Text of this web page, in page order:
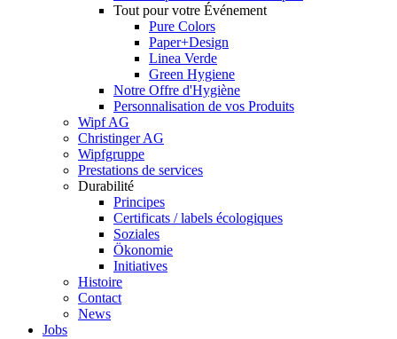
Tout pour votre Événement
Pure Colors
Paper+Design
Linea Verde
Green Hygiene
Notre Offre d'Hygiène
Personnalisation de vos Produits
Wipf AG
Christinger AG
Wipfgruppe
Prestations de services
Durabilité
Principes
Certificats / labels écologiques
Soziales
Ökonomie
Initiatives
Histoire
Contact
News
Jobs